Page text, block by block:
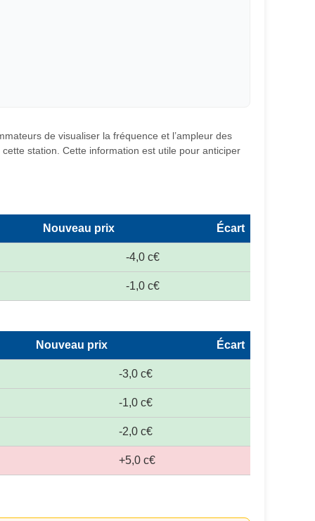
de visualiser la fréquence et l’ampleur des
station. Cette information est utile pour anticiper
Nouveau prix Écart
-4,0 c€
-1,0 c€
Nouveau prix Écart
-3,0 c€
-1,0 c€
-2,0 c€
+5,0 c€